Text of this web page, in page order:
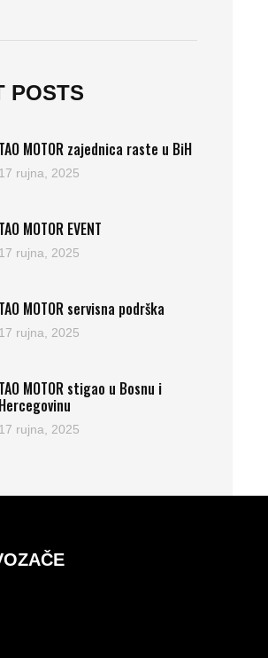
POSTS
TAO MOTOR zajednica raste u BiH
17 rujna, 2025
TAO MOTOR EVENT
17 rujna, 2025
TAO MOTOR servisna podrška
17 rujna, 2025
TAO MOTOR stigao u Bosnu i
Hercegovinu
17 rujna, 2025